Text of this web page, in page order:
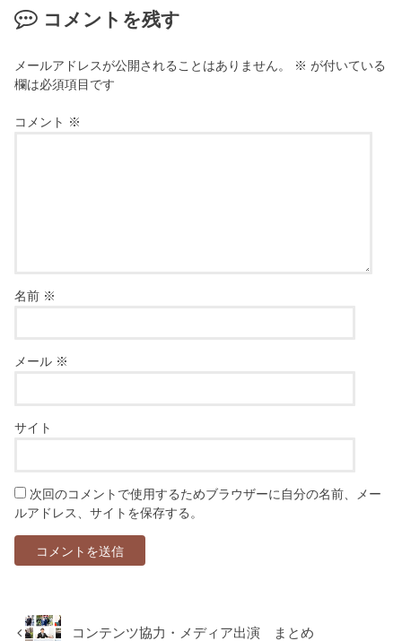
コメントを残す
メールアドレスが公開されることはありません。 ※ が付いている
欄は必須項目です
コメント ※
名前 ※
メール ※
サイト
次回のコメントで使用するためブラウザーに自分の名前、メー
ルアドレス、サイトを保存する。
コンテンツ協力・メディア出演 まとめ